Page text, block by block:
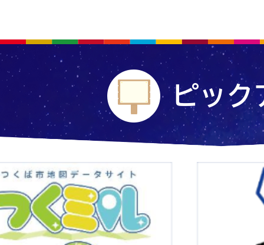
ピック
2
枚
目